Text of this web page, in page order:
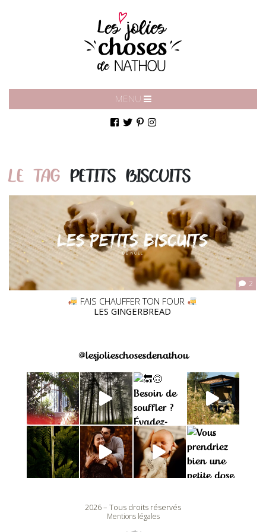
MENU
LE TAGPETITS BISCUITS
2
FAIS CHAUFFER TON FOUR
LES GINGERBREAD
@lesjolieschosesdenathou
2026 – Tous droits réservés
Mentions légales